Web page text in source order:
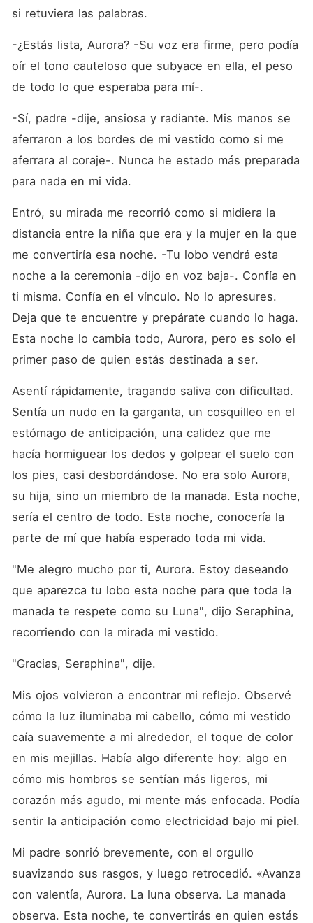
si retuviera las palabras.
-¿Estás lista, Aurora? -Su ​​voz era firme, pero podía
oír el tono cauteloso que subyace en ella, el peso
de todo lo que esperaba para mí-.
-Sí, padre -dije, ansiosa y radiante. Mis manos se
aferraron a los bordes de mi vestido como si me
aferrara al coraje-. Nunca he estado más preparada
para nada en mi vida.
Entró, su mirada me recorrió como si midiera la
distancia entre la niña que era y la mujer en la que
me convertiría esa noche. -Tu lobo vendrá esta
noche a la ceremonia -dijo en voz baja-. Confía en
ti misma. Confía en el vínculo. No lo apresures.
Deja que te encuentre y prepárate cuando lo haga.
Esta noche lo cambia todo, Aurora, pero es solo el
primer paso de quien estás destinada a ser.
Asentí rápidamente, tragando saliva con dificultad.
Sentía un nudo en la garganta, un cosquilleo en el
estómago de anticipación, una calidez que me
hacía hormiguear los dedos y golpear el suelo con
los pies, casi desbordándose. No era solo Aurora,
su hija, sino un miembro de la manada. Esta noche,
sería el centro de todo. Esta noche, conocería la
parte de mí que había esperado toda mi vida.
"Me alegro mucho por ti, Aurora. Estoy deseando
que aparezca tu lobo esta noche para que toda la
manada te respete como su Luna", dijo Seraphina,
recorriendo con la mirada mi vestido.
"Gracias, Seraphina", dije.
Mis ojos volvieron a encontrar mi reflejo. Observé
cómo la luz iluminaba mi cabello, cómo mi vestido
caía suavemente a mi alrededor, el toque de color
en mis mejillas. Había algo diferente hoy: algo en
cómo mis hombros se sentían más ligeros, mi
corazón más agudo, mi mente más enfocada. Podía
sentir la anticipación como electricidad bajo mi piel.
Mi padre sonrió brevemente, con el orgullo
suavizando sus rasgos, y luego retrocedió. «Avanza
con valentía, Aurora. La luna observa. La manada
observa. Esta noche, te convertirás en quien estás